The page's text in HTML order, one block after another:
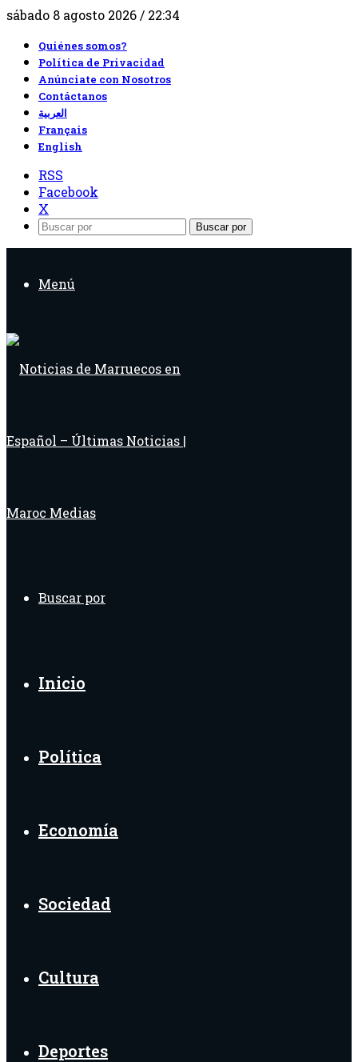
sábado 8 agosto 2026 / 22:34
Quiénes somos?
Política de Privacidad
Anúnciate con Nosotros
Contáctanos
العربية
Français
English
RSS
Facebook
X
Buscar por
Menú
Buscar por
Inicio
Política
Economía
Sociedad
Cultura
Deportes